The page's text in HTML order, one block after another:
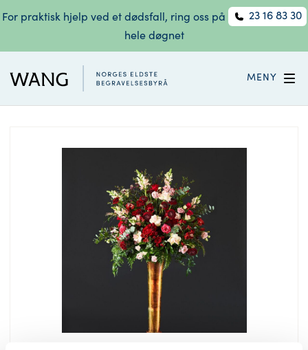
For praktisk hjelp ved et dødsfall, ring oss på
23 16 83 30
hele døgnet
MENY